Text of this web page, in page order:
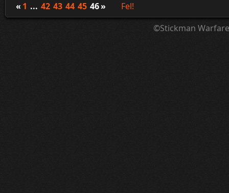
« 1 ... 42 43 44 45 46»
Fel!
©Stickman Warfare